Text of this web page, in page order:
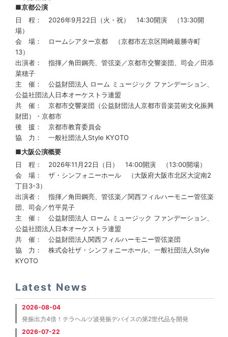
■京都公演
日程 ： 2026年9月22日（火・祝） 14:30開演 （13:30開
場）
会場 ： ロームシアター京都 （京都市左京区岡崎最勝寺町
13）
出演者 ： 指揮／角田鋼亮、管弦楽／京都市交響楽団、司会／田添
菜穂子
主催 ： 公益財団法人 ローム ミュージック ファンデーション、
公益社団法人日本オーケストラ連盟
共催 ： 京都市交響楽団（公益財団法人京都市音楽芸術文化振興
財団）・京都市
後援 ： 京都市教育委員会
協力 ： 一般社団法人Style KYOTO
■大阪公演概要
日程 ： 2026年11月22日（日） 14:00開演 （13:00開場）
会場 ： ザ・シンフォニーホール （大阪府大阪市北区大淀南2
丁目3-3）
出演者 ： 指揮／角田鋼亮、管弦楽／関西フィルハーモニー管弦楽
団、司会／竹平晃子
主催 ： 公益財団法人 ローム ミュージック ファンデーション、
公益社団法人日本オーケストラ連盟
共催 ： 公益財団法人関西フィルハーモニー管弦楽団
協力 ： 株式会社ザ・シンフォニーホール、一般社団法人Style
KYOTO
Latest News
2026-08-04
発振出力4倍！テラヘルツ波発振デバイスの第2世代品を開発
2026-07-22